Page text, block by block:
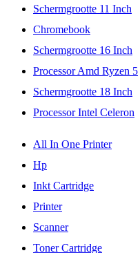
Schermgrootte 11 Inch
Chromebook
Schermgrootte 16 Inch
Processor Amd Ryzen 5
Schermgrootte 18 Inch
Processor Intel Celeron
All In One Printer
Hp
Inkt Cartridge
Printer
Scanner
Toner Cartridge